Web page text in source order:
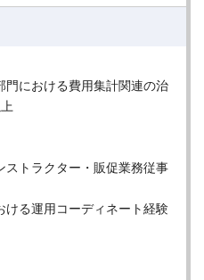
門における費用集計関連の治
ストラクター・販促業務従事
ける運用コーディネート経験